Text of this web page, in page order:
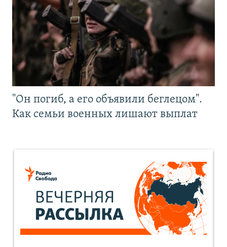
"Он погиб, а его объявили беглецом".
Как семьи военных лишают выплат